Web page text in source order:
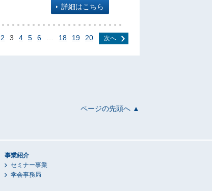
詳細はこちら
2 3 4 5 6 … 18 19 20 次へ
ページの先頭へ ▲
事業紹介
セミナー事業
学会事務局